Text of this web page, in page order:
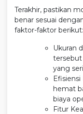
Terakhir, pastikan
benar sesuai
faktor-faktor berikut:
Ukuran
tersebut
yang
hemat
biaya
Fitur